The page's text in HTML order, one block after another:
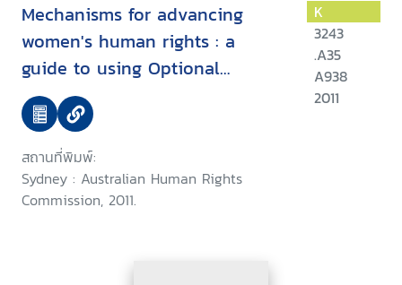
Mechanisms for advancing
women's human rights : a
guide to using Optional
Protocol to CEDAW and other
international complaint
mechanisms
สถานที่พิมพ์:
Sydney : Australian Human Rights
Commission, 2011.
K
3243
.A35
A938
2011